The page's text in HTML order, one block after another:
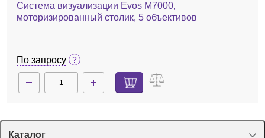
Система визуализации Evos M7000,
моторизированный столик, 5 объективов
По запросу
Каталог